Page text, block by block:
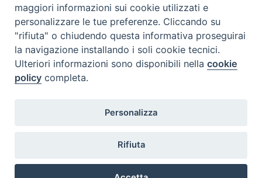
modalità suggerite dal relatore – al metodo interdisciplinare e
coinvolgere in particolare le discipline proprie dell’indirizzo. La
difesa della dissertazione finale di Licenza avverrà dinanzi a una
commissione composta dal Preside della Facoltà (o da un suo
delegato), dal Direttore dell’ISSRT e da due docenti dell’Istituto.
(cf. Regolamento art. 24)
da Siena"
Sede ​Piazza Tasso, 1/a - 50124 Firenze
maggiori informazioni sui cookie utilizzati e
personalizzare le tue preferenze. Cliccando su
"rifiuta" o chiudendo questa informativa proseguirai
la navigazione installando i soli cookie tecnici.
Ulteriori informazioni sono disponibili nellacookie
policy completa.
Personalizza
Rifiuta